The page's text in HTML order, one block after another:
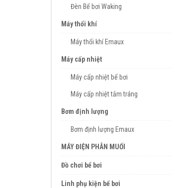
Đèn Bể bơi Waking
Máy thổi khí
Máy thổi khí Emaux
Máy cấp nhiệt
Máy cấp nhiệt bể bơi
Máy cấp nhiệt tắm tráng
Bơm định lượng
Bơm định lượng Emaux
MÁY ĐIỆN PHÂN MUỐI
Đồ chơi bể bơi
Linh phụ kiện bể bơi